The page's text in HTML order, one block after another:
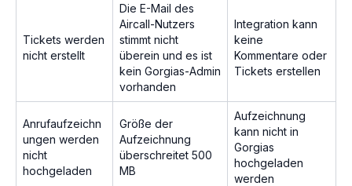
Tickets werden
nicht erstellt
Die E-Mail des
Aircall-Nutzers
stimmt nicht
überein und es ist
kein Gorgias-Admin
vorhanden
Integration kann
keine
Kommentare oder
Tickets erstellen
Anrufaufzeichn
ungen werden
nicht
hochgeladen
Größe der
Aufzeichnung
überschreitet 500
MB
Aufzeichnung
kann nicht in
Gorgias
hochgeladen
werden